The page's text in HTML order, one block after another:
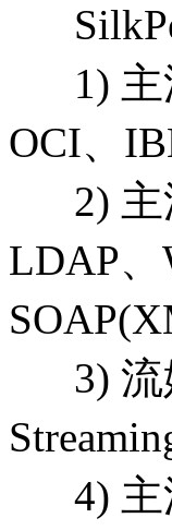
1) 主
OCI、
2) 主
LDAP、
3) 流
4) 主